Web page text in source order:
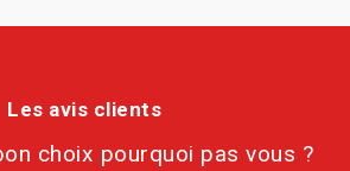
Les avis clients
choix pourquoi pas vous ?